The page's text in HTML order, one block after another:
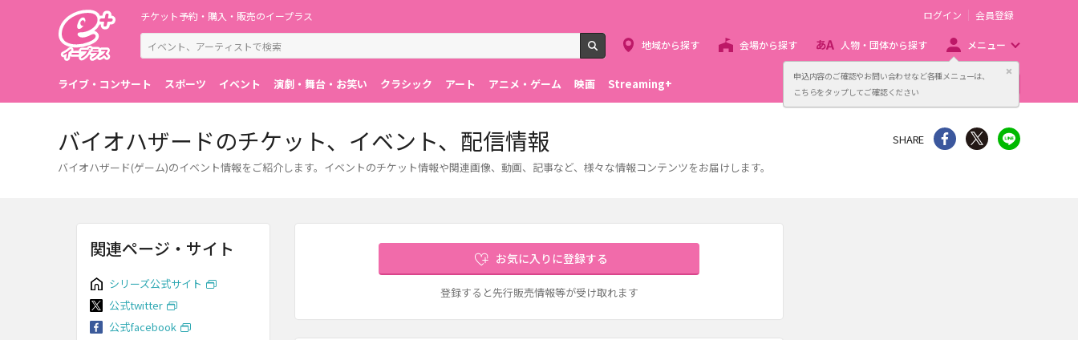
申込内容のご確認やお問い合わせなど各種メニューは、
こちらをタップしてご確認ください
閉じる
チケット予約・購入・販売のイープラス
検索
ログイン 会員登録
地域から探す 会場から探す 人物・団体から探す メニュー
ライブ・コンサート スポーツ イベント 演劇・舞台・お笑い クラシック アート アニメ・ゲーム 映画 Streaming+ 主催者向け販売サービス
バイオハザードのチケット、イベント、配信情報
バイオハザード(ゲーム)のイベント情報をご紹介します。イベントのチケット情報や関連画像、動画、記事など、様々な情報コンテンツをお届けします。
SHARE シェア Twitter
お気に入りに登録する
登録すると先行販売情報等が受け取れます
関連ページ・サイト
シリーズ公式サイト
公式twitter
公式facebook